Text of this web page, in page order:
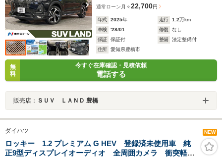
通常ローン 月々22,700円
年式 2025年 走行 1.2万km
車検
'28/01 修復
なし
保証
保証付 整備
法定整備付
住所
愛知県豊橋市
無
料
今すぐ在庫確認・見積依頼
電話する
販売店： ＳＵＶ ＬＡＮＤ 豊橋
ダイハツ NEW
ロッキー 1.2 プレミアム G HEV 登録済未使用車 純
正9型ディスプレイオーディオ 全周囲カメラ 衝突軽